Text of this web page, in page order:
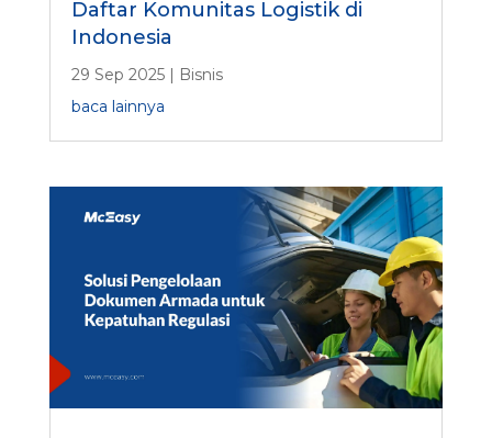
Daftar Komunitas Logistik di
Indonesia
29 Sep 2025| Bisnis
baca lainnya